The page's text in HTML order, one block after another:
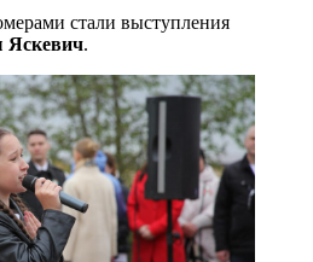
стали выступления
Яскевич.